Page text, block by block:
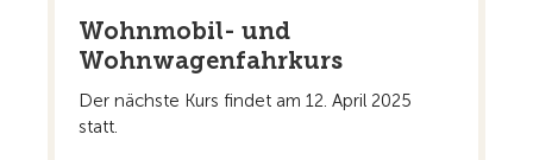
Wohnmobil- und
Wohnwagenfahrkurs
Der nächste Kurs findet am 12. April 2025
statt.